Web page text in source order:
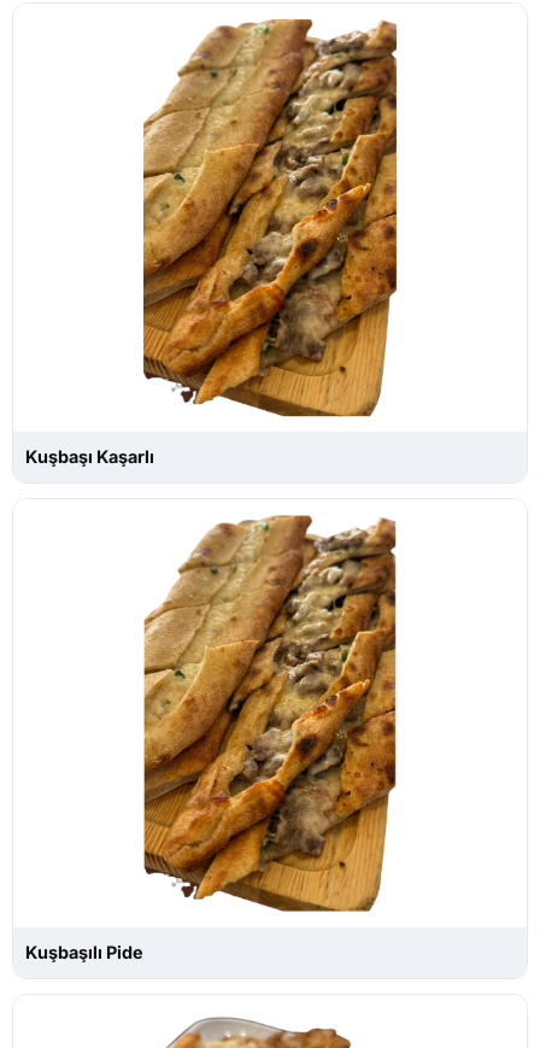
Kuşbaşı Kaşarlı
Kuşbaşılı Pide